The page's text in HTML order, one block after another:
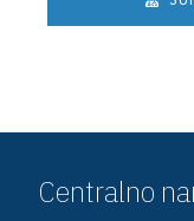
Centralno